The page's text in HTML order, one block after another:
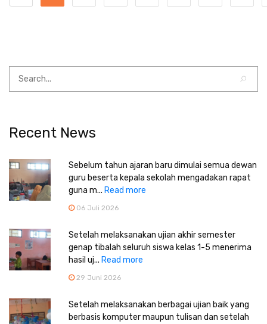
Recent News
Sebelum tahun ajaran baru dimulai semua dewan
guru beserta kepala sekolah mengadakan rapat
guna m... Read more
06 Juli 2026
Setelah melaksanakan ujian akhir semester
genap tibalah seluruh siswa kelas 1-5 menerima
hasil uj... Read more
29 Juni 2026
Setelah melaksanakan berbagai ujian baik yang
berbasis komputer maupun tulisan dan setelah